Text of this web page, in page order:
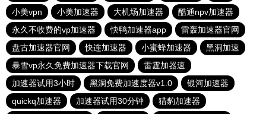
小美vpn
小美加速器 大机场加速器
酷通npv加速器
永久不收费的vp加速器
快鸭加速器app
雷轰加速器官网
盘古加速器官网
快连加速器 小蜜蜂加速器
黑洞加速
暴雪vp永久免费加速器下载官网
雷霆加器速
加速器试用3小时
黑洞免费加速度器v1.0
银河加速器
quickq加速器
加速器试用30分钟 猎豹加速器